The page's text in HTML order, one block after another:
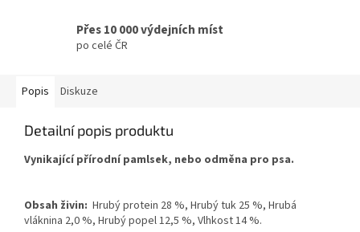
Přes 10 000 výdejních míst
po celé ČR
Popis Diskuze
Detailní popis produktu
Vynikající přírodní pamlsek, nebo odměna pro psa.
Obsah živin: Hrubý protein 28 %, Hrubý tuk 25 %, Hrubá
vláknina 2,0 %, Hrubý popel 12,5 %, Vlhkost 14 %.